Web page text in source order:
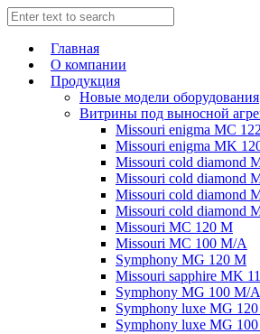
Главная
О компании
Продукция
Новые модели оборудования
Витрины под выносной
Missouri enigma MC
Missouri enigma MK
Missouri cold diamond
Missouri cold diamond
Missouri cold diamond
Missouri cold diamond
Missouri MC 120 M
Missouri MC 100 M/A
Symphony MG 120 M
Missouri sapphire MK
Symphony MG 100 M/А
Symphony luxe MG
Symphony luxe MG